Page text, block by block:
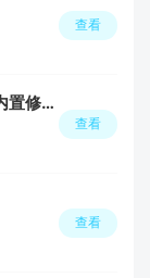
查看
修仙家族模拟器加强版折相思内置修改器最新版本
查看
查看